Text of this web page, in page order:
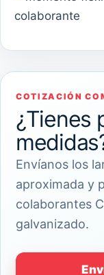
COTIZACIÓN
¿Tienes
Envíanos los
aproximada y
colaborantes
galvanizado.